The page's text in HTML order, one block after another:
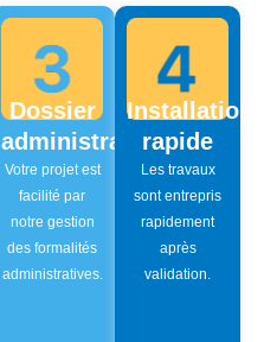
Dossier
administratif
Votre projet est
facilité par
notre gestion
des formalités
administratives.
Installation
rapide
Les travaux
sont entrepris
rapidement
après
validation.